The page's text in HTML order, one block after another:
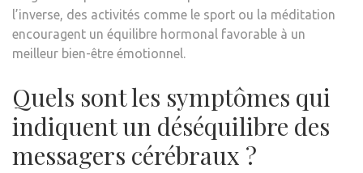
l’inverse, des activités comme le sport ou la méditation
encouragent un équilibre hormonal favorable à un
meilleur bien-être émotionnel.
Quels sont les symptômes qui
indiquent un déséquilibre des
messagers cérébraux ?